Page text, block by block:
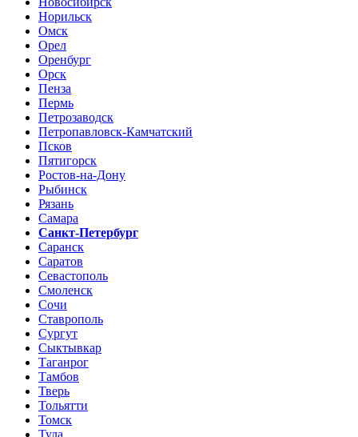
Норильск
Омск
Орел
Оренбург
Орск
Пенза
Пермь
Петрозаводск
Петропавловск-Камчатский
Псков
Пятигорск
Ростов-на-Дону
Рыбинск
Рязань
Самара
Санкт-Петербург
Саранск
Саратов
Севастополь
Смоленск
Сочи
Ставрополь
Сургут
Сыктывкар
Таганрог
Тамбов
Тверь
Тольятти
Томск
Тула